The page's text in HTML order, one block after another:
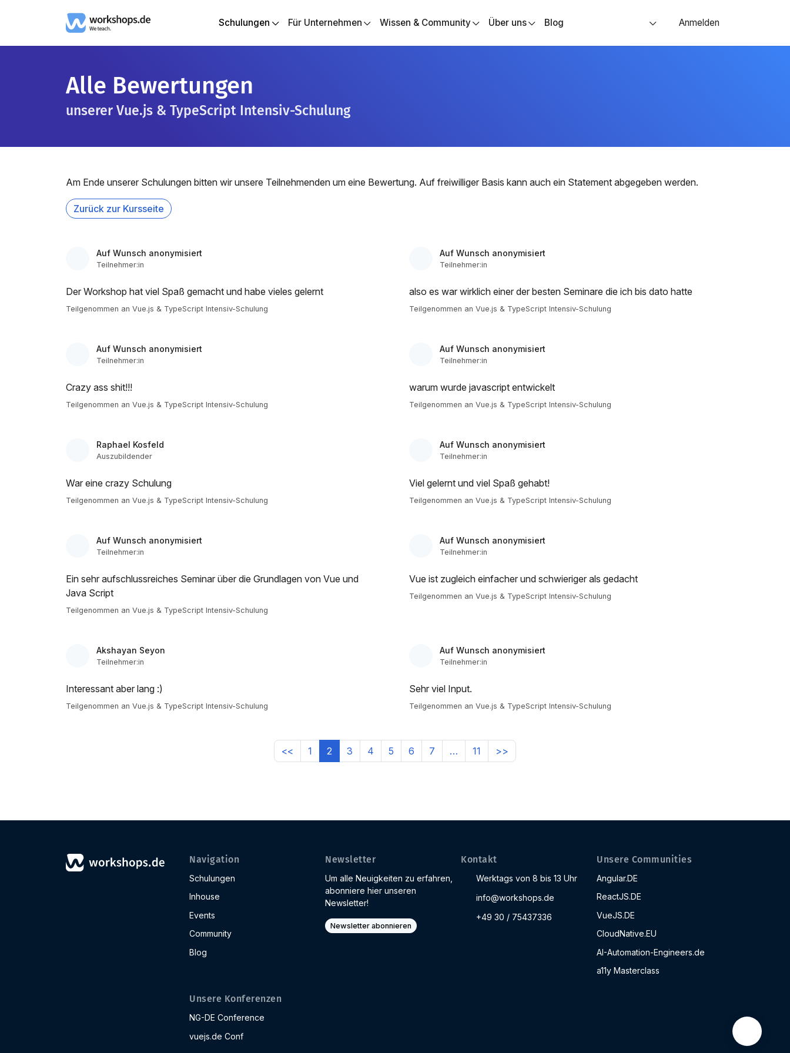
Schulungen Für Unternehmen Wissen & Community Über uns Blog Anmelden
Alle Bewertungen
unserer Vue.js & TypeScript Intensiv-Schulung
Am Ende unserer Schulungen bitten wir unsere Teilnehmenden um eine Bewertung. Auf freiwilliger Basis kann auch ein Statement abgegeben werden.
Zurück zur Kursseite
Auf Wunsch anonymisiert
Teilnehmer:in
Der Workshop hat viel Spaß gemacht und habe vieles gelernt
Teilgenommen an Vue.js & TypeScript Intensiv-Schulung
Auf Wunsch anonymisiert
Teilnehmer:in
also es war wirklich einer der besten Seminare die ich bis dato hatte
Teilgenommen an Vue.js & TypeScript Intensiv-Schulung
Auf Wunsch anonymisiert
Teilnehmer:in
Crazy ass shit!!!
Teilgenommen an Vue.js & TypeScript Intensiv-Schulung
Auf Wunsch anonymisiert
Teilnehmer:in
warum wurde javascript entwickelt
Teilgenommen an Vue.js & TypeScript Intensiv-Schulung
Raphael Kosfeld
Auszubildender
War eine crazy Schulung
Teilgenommen an Vue.js & TypeScript Intensiv-Schulung
Auf Wunsch anonymisiert
Teilnehmer:in
Viel gelernt und viel Spaß gehabt!
Teilgenommen an Vue.js & TypeScript Intensiv-Schulung
Auf Wunsch anonymisiert
Teilnehmer:in
Ein sehr aufschlussreiches Seminar über die Grundlagen von Vue und
Java Script
Teilgenommen an Vue.js & TypeScript Intensiv-Schulung
Auf Wunsch anonymisiert
Teilnehmer:in
Vue ist zugleich einfacher und schwieriger als gedacht
Teilgenommen an Vue.js & TypeScript Intensiv-Schulung
Akshayan Seyon
Teilnehmer:in
Interessant aber lang :)
Teilgenommen an Vue.js & TypeScript Intensiv-Schulung
Auf Wunsch anonymisiert
Teilnehmer:in
Sehr viel Input.
Teilgenommen an Vue.js & TypeScript Intensiv-Schulung
<< 1 2 3 4 5 6 7 … 11 >>
Navigation
Schulungen
Inhouse
Events
Community
Blog
Newsletter
Um alle Neuigkeiten zu erfahren,
abonniere hier unseren
Newsletter!
Newsletter abonnieren
Kontakt
Werktags von 8 bis 13 Uhr
info@workshops.de
+49 30 / 75437336
Unsere Communities
Angular.DE
ReactJS.DE
VueJS.DE
CloudNative.EU
AI-Automation-Engineers.de
a11y Masterclass
Unsere Konferenzen
NG-DE Conference
vuejs.de Conf